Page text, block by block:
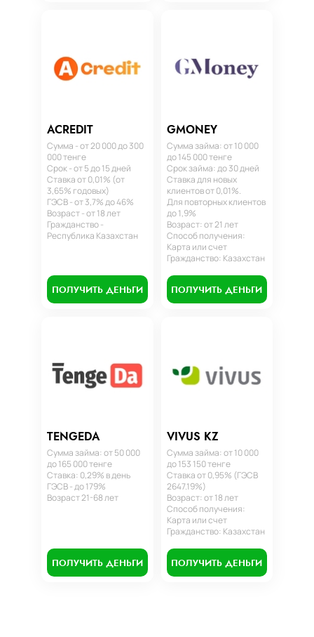
ACREDIT
Сумма - от 20 000 до 300
000 тенге
Срок - от 5 до 15 дней
Ставка от 0,01% (от
3,65% годовых)
ГЭСВ - от 3,7% до 46%
Возраст - от 18 лет
Гражданство -
Республика Казахстан
ПОЛУЧИТЬ ДЕНЬГИ
GMONEY
Сумма займа: от 10 000
до 145 000 тенге
Срок займа: до 30 дней
Ставка для новых
клиентов от 0,01%.
Для повторных клиентов
до 1,9%
Возраст: от 21 лет
Способ получения:
Карта или счет
Гражданство: Казахстан
ПОЛУЧИТЬ ДЕНЬГИ
TENGEDA
Сумма займа: от 50 000
до 165 000 тенге
Ставка: 0,29% в день
ГЭСВ - до 179%
Возраст 21-68 лет
ПОЛУЧИТЬ ДЕНЬГИ
VIVUS KZ
Сумма займа: от 10 000
до 153 150 тенге
Ставка от 0,95% (ГЭСВ
2647.19%)
Возраст: от 18 лет
Способ получения:
Карта или счет
Гражданство: Казахстан
ПОЛУЧИТЬ ДЕНЬГИ